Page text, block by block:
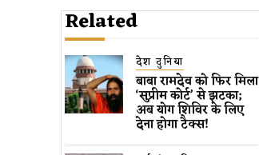
Related
देश दुनिया
बाबा रामदेव को फिर मिला
‘सुप्रीम कोर्ट’ ​से​ झटका;
अब योग शिविर के लिए
देना होगा टैक्स​!